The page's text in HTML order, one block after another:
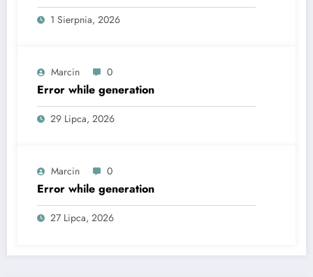
1 Sierpnia, 2026
Marcin 0
Error while generation
29 Lipca, 2026
Marcin 0
Error while generation
27 Lipca, 2026